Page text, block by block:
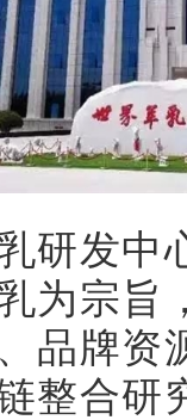
发中
为宗旨
品牌资
整合研